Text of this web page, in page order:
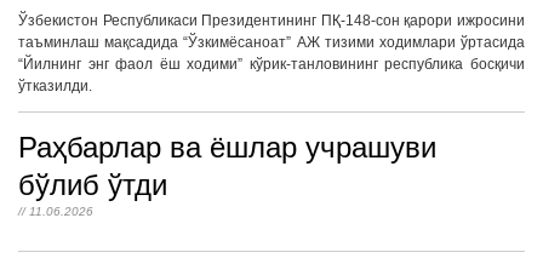
Ўзбекистон Республикаси Президентининг ПҚ-148-сон қарори ижросини
таъминлаш мақсадида “Ўзкимёсаноат” АЖ тизими ходимлари ўртасида
“Йилнинг энг фаол ёш ходими” кўрик-танловининг республика босқичи
ўтказилди.
Раҳбарлар ва ёшлар учрашуви
бўлиб ўтди
// 11.06.2026